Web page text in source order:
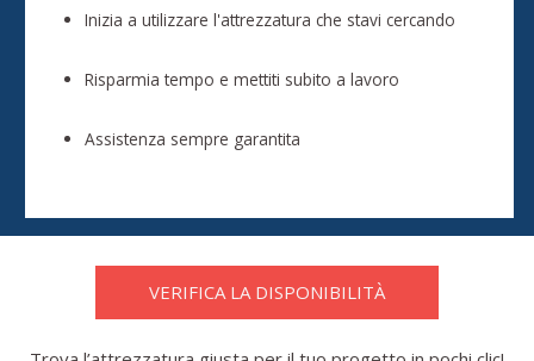
Inizia a utilizzare l'attrezzatura che stavi cercando
Risparmia tempo e mettiti subito a lavoro
Assistenza sempre garantita
VERIFICA LA DISPONIBILITÀ